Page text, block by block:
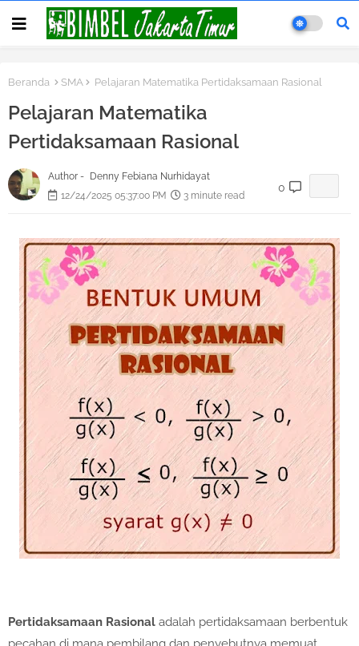
Beranda SMA Pelajaran Matematika Pertidaksamaan Rasional
Pelajaran Matematika
Pertidaksamaan Rasional
Author -
Denny Febiana Nurhidayat
12/24/2025 05:37:00 PM
3 minute read
0
Pertidaksamaan Rasional adalah pertidaksamaan berbentuk